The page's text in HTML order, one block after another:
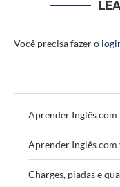
Você precisa fazer o
Aprender Inglês com
Aprender Inglês
Charges, piadas e